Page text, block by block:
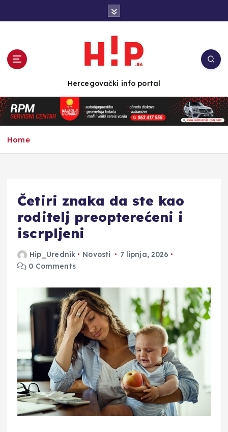
n
t
e
Hercegovački info portal
Home
Četiri znaka da ste kao
roditelj preopterećeni i
iscrpljeni
Hip_Urednik Novosti
7 lipnja, 2026
0 Comments